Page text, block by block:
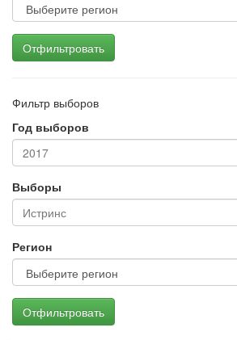
Отфильтровать
Фильтр выборов
Год выборов
Выборы
Регион
Отфильтровать